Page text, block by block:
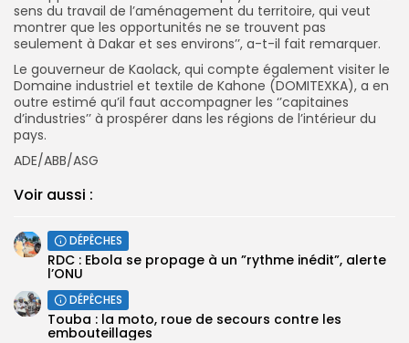
sens du travail de l’aménagement du territoire, qui veut
montrer que les opportunités ne se trouvent pas
seulement à Dakar et ses environs’’, a-t-il fait remarquer.
Le gouverneur de Kaolack, qui compte également visiter le
Domaine industriel et textile de Kahone (DOMITEXKA), a en
outre estimé qu’il faut accompagner les ‘’capitaines
d’industries’’ à prospérer dans les régions de l’intérieur du
pays.
ADE/ABB/ASG
Voir aussi :
DÉPÊCHES
RDC : Ebola se propage à un ”rythme inédit”, alerte
l’ONU
DÉPÊCHES
Touba : la moto, roue de secours contre les
embouteillages